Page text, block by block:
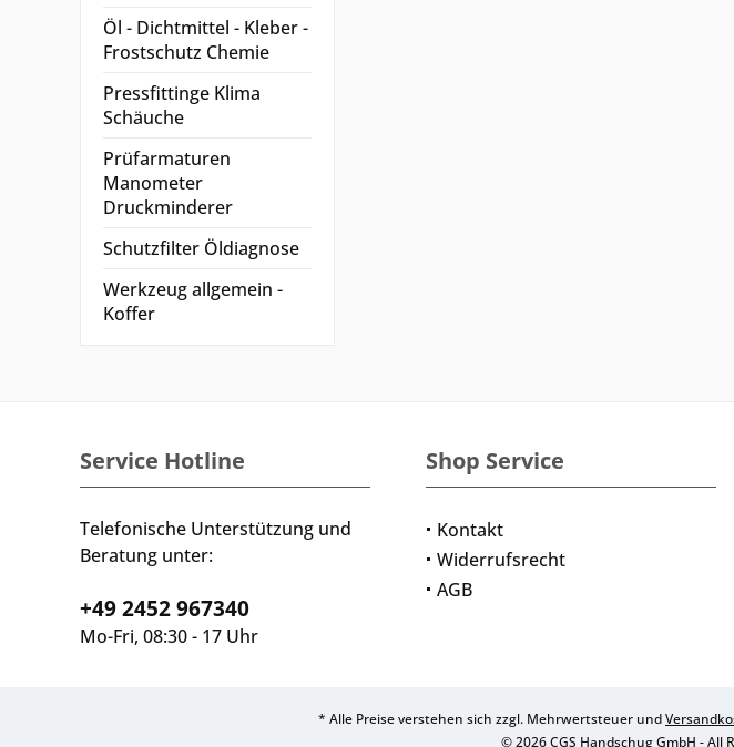
Öl - Dichtmittel - Kleber -
Frostschutz Chemie
Pressfittinge Klima
Schäuche
Prüfarmaturen
Manometer
Druckminderer
Schutzfilter Öldiagnose
Werkzeug allgemein -
Koffer
Service Hotline
Telefonische Unterstützung und
Beratung unter:
+49 2452 967340
Mo-Fri, 08:30 - 17 Uhr
Shop Service
Kontakt
Widerrufsrecht
AGB
* Alle Preise verstehen sich zzgl. Mehrwertsteuer und
© 2026 CGS Handschug GmbH - All